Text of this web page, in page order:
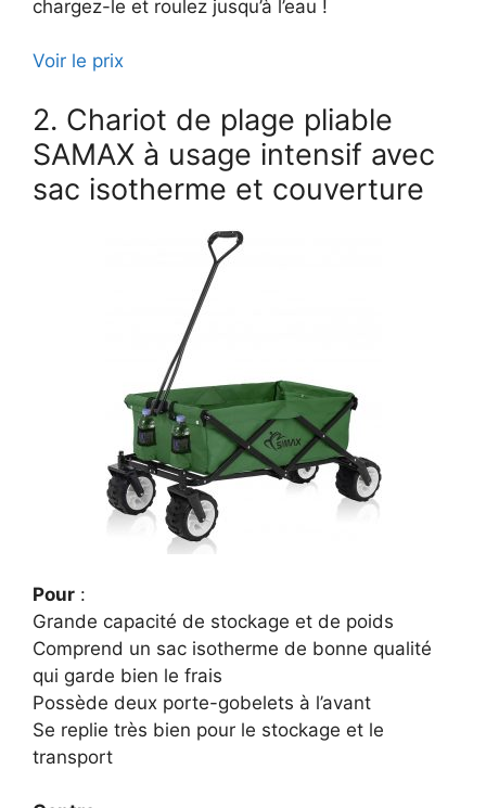
chargez-le et roulez jusqu’à l’eau !
Voir le prix
2. Chariot de plage pliable
SAMAX à usage intensif avec
sac isotherme et couverture
Pour :
Grande capacité de stockage et de poids
Comprend un sac isotherme de bonne qualité
qui garde bien le frais
Possède deux porte-gobelets à l’avant
Se replie très bien pour le stockage et le
transport